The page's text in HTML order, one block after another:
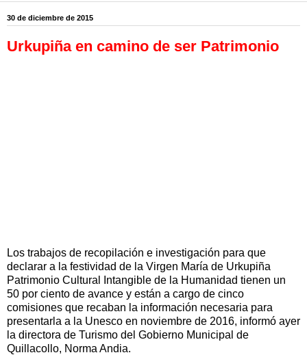
30 de diciembre de 2015
Urkupiña en camino de ser Patrimonio
Los trabajos de recopilación e investigación para que
declarar a la festividad de la Virgen María de Urkupiña
Patrimonio Cultural Intangible de la Humanidad tienen un
50 por ciento de avance y están a cargo de cinco
comisiones que recaban la información necesaria para
presentarla a la Unesco en noviembre de 2016, informó ayer
la directora de Turismo del Gobierno Municipal de
Quillacollo, Norma Andia.